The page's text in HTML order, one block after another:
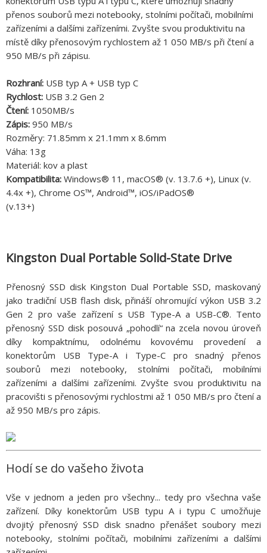
přenos souborů mezi notebooky, stolními počítači, mobilními
zařízeními a dalšími zařízeními. Zvyšte svou produktivitu na
místě díky přenosovým rychlostem až 1 050 MB/s při čtení a
950 MB/s při zápisu.
Rozhraní: USB typ A + USB typ C
Rychlost: USB 3.2 Gen 2
Čtení: 1050MB/s
Zápis: 950 MB/s
Rozměry: 71.85mm x 21.1mm x 8.6mm
Váha: 13g
Materiál: kov a plast
Kompatibilita: Windows® 11, macOS® (v. 13.7.6 +), Linux (v.
4.4x +), Chrome OS™, Android™, iOS/iPadOS®
(v.13+)
Kingston Dual Portable Solid-State Drive
Přenosný SSD disk Kingston Dual Portable SSD, maskovaný
jako tradiční USB flash disk, přináší ohromující výkon USB 3.2
Gen 2 pro vaše zařízení s USB Type-A a USB-C®. Tento
přenosný SSD disk posouvá „pohodlí“ na zcela novou úroveň
díky kompaktnímu, odolnému kovovému provedení a
konektorům USB Type-A i Type-C pro snadný přenos
souborů mezi notebooky, stolními počítači, mobilními
zařízeními a dalšími zařízeními. Zvyšte svou produktivitu na
pracovišti s přenosovými rychlostmi až 1 050 MB/s pro čtení a
až 950 MB/s pro zápis.
Hodí se do vašeho života
Vše v jednom a jeden pro všechny... tedy pro všechna vaše
zařízení. Díky konektorům USB typu A i typu C umožňuje
dvojitý přenosný SSD disk snadno přenášet soubory mezi
notebooky, stolními počítači, mobilními zařízeními a dalšími